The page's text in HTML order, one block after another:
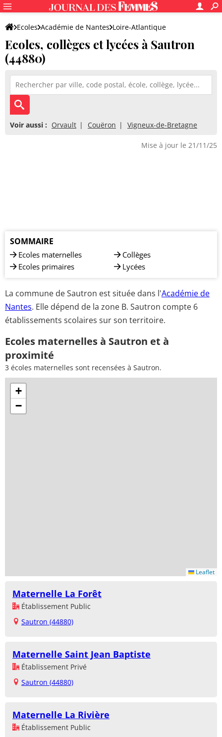
Ecoles Académie de Nantes Loire-Atlantique
Ecoles, collèges et lycées à Sautron
(44880)
Voir aussi : Orvault Couëron Vigneux-de-Bretagne
Mise à jour le 21/11/25
SOMMAIRE
Ecoles maternelles
Ecoles primaires
Collèges
Lycées
La commune de Sautron est située dans l'Académie de
Nantes. Elle dépend de la zone B. Sautron compte 6
établissements scolaires sur son territoire.
Ecoles maternelles à Sautron et à
proximité
3 écoles maternelles sont recensées à Sautron.
+
−
Leaflet
Maternelle La Forêt
Établissement Public
Sautron (44880)
Maternelle Saint Jean Baptiste
Établissement Privé
Sautron (44880)
Maternelle La Rivière
Établissement Public